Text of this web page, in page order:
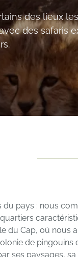
des lieux
des safaris
pays : nous
du Cap, où nous
de pingouins
ses paysages,